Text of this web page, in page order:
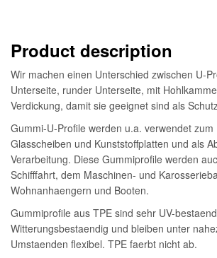
Product description
Wir machen einen Unterschied zwischen U-
Unterseite, runder Unterseite, mit
Verdickung, damit sie geeignet sind als
Gummi-U-Profile werden u.a. verwendet
Glasscheiben und Kunststoffplatten und als
Verarbeitung. Diese Gummiprofile werden
Schifffahrt, dem Maschinen- und
Wohnanhaengern und Booten.
Gummiprofile aus TPE sind sehr UV-
Witterungsbestaendig und bleiben unter
Umstaenden flexibel. TPE faerbt nicht ab.